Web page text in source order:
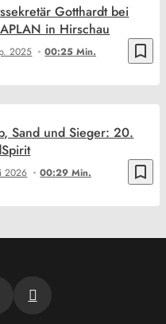
bookmark_border
2025 00:25 Min.
Gotthardt bei
in Hirschau
bookmark_border
2026 00:29 Min.
Sand und Sieger: 20.